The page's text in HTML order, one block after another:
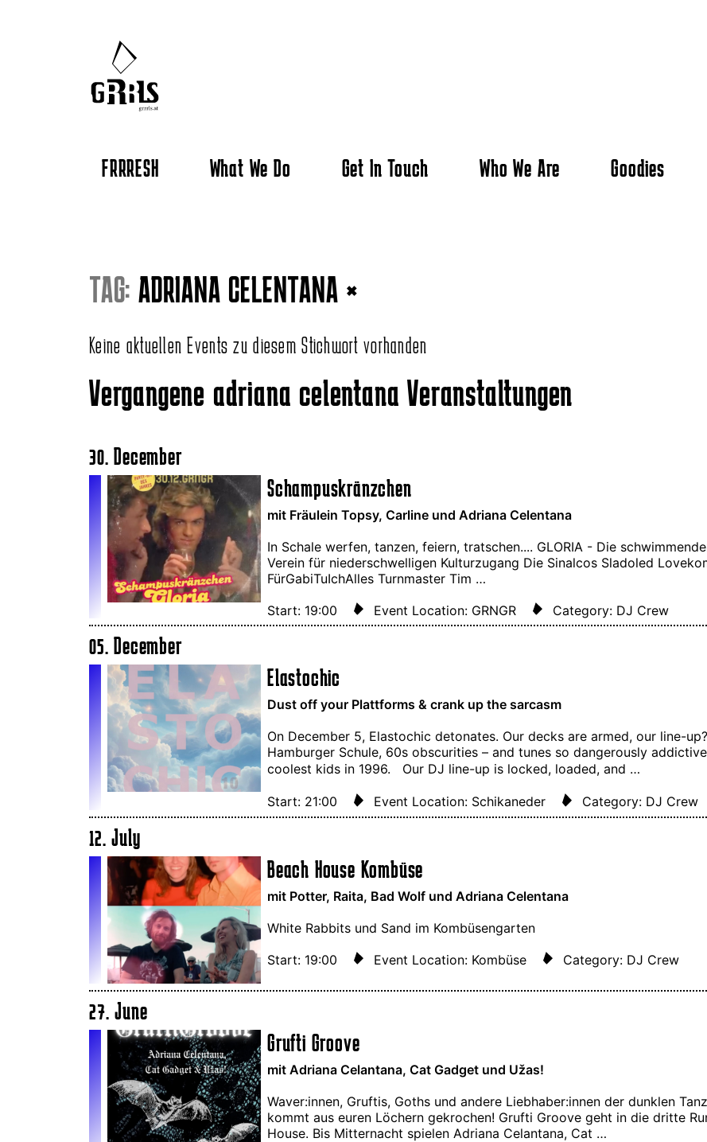
FRRRESH What We Do Get In Touch Who We Are Goodies
TAG: ADRIANA CELENTANA ×
Keine aktuellen Events zu diesem Stichwort vorhanden
Vergangene adriana celentana Veranstaltungen
30. December
Schampuskränzchen
mit Fräulein Topsy, Carline und Adriana Celentana
In Schale werfen, tanzen, feiern, tratschen.... GLORIA - Die
Verein für niederschwelligen Kulturzugang Die Sinalcos Sladoled
FürGabiTuIchAlles Turnmaster Tim …
Start: 19:00 Event Location: GRNGR Category: DJ Crew
05. December
Elastochic
Dust off your Plattforms & crank up the sarcasm
On December 5, Elastochic detonates. Our decks are armed, our line-
Hamburger Schule, 60s obscurities – and tunes so dangerously
coolest kids in 1996. Our DJ line-up is locked, loaded, and …
Start: 21:00 Event Location: Schikaneder Category: DJ Crew
12. July
Beach House Kombüse
mit Potter, Raita, Bad Wolf und Adriana Celentana
White Rabbits und Sand im Kombüsengarten
Start: 19:00 Event Location: Kombüse Category: DJ Crew
27. June
Grufti Groove
mit Adriana Celantana, Cat Gadget und Užas!
Waver:innen, Gruftis, Goths und andere Liebhaber:innen der dunklen
kommt aus euren Löchern gekrochen! Grufti Groove geht in die dritte
House. Bis Mitternacht spielen Adriana Celantana, Cat …